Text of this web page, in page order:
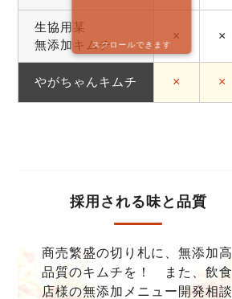
生協用某
無添加キムチ
× ×
やがちゃんキムチ × ×
スクロールできます
採用される味と品質
商売繁盛の切り札に、無添加高
品質のキムチを！ また、飲食
店様の無添加メニュー開発相談